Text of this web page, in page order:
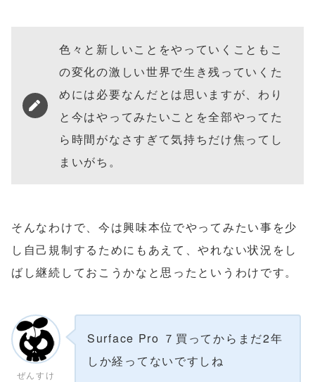
色々と新しいことをやっていくこともこ
の変化の激しい世界で生き残っていくた
めには必要なんだとは思いますが、わり
と今はやってみたいことを全部やってた
ら時間がなさすぎて気持ちだけ焦ってし
まいがち。
そんなわけで、今は興味本位でやってみたい事を少
し自己規制するためにもあえて、やれない状況をし
ばし継続しておこうかなと思ったというわけです。
ぜんすけ
Surface Pro ７買ってからまだ2年
しか経ってないですしね